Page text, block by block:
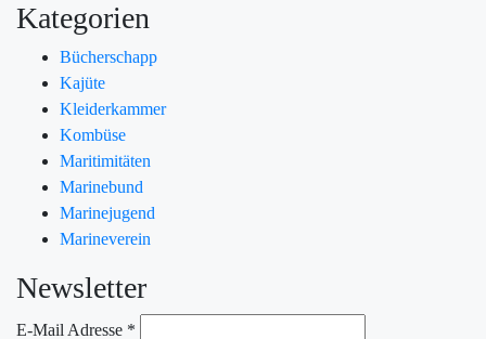
Kategorien
Bücherschapp
Kajüte
Kleiderkammer
Kombüse
Maritimitäten
Marinebund
Marinejugend
Marineverein
Newsletter
E-Mail Adresse *